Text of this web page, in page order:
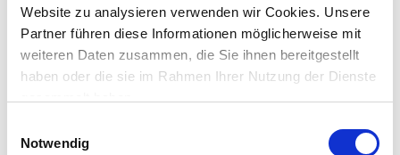
Website zu analysieren verwenden wir Cookies. Unsere
Partner führen diese Informationen möglicherweise mit
weiteren Daten zusammen, die Sie ihnen bereitgestellt
haben oder die sie im Rahmen Ihrer Nutzung der Dienste
Notwendig
Merken
ZUBEHÖR UND PASSENDE ARTIKEL: